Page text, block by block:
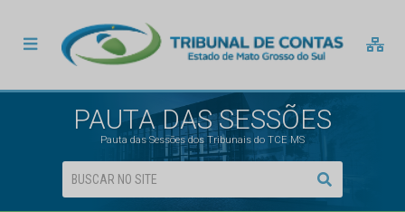
PAUTA DAS SESSÕES
Pauta das Sessões dos Tribunais do TCE MS